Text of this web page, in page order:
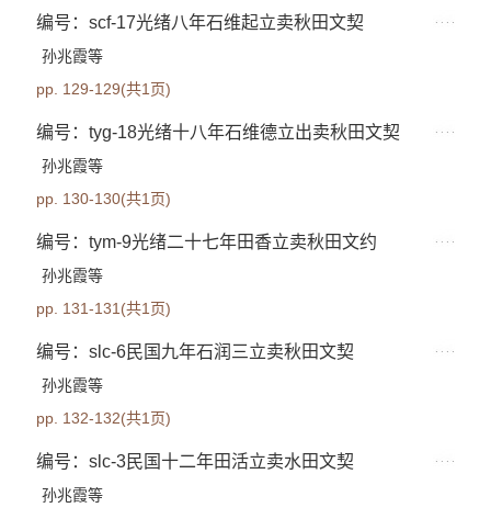
编号：scf-17光绪八年石维起立卖秋田文契
孙兆霞等
pp. 129-129(共1页)
编号：tyg-18光绪十八年石维德立出卖秋田文契
孙兆霞等
pp. 130-130(共1页)
编号：tym-9光绪二十七年田香立卖秋田文约
孙兆霞等
pp. 131-131(共1页)
编号：slc-6民国九年石润三立卖秋田文契
孙兆霞等
pp. 132-132(共1页)
编号：slc-3民国十二年田活立卖水田文契
孙兆霞等